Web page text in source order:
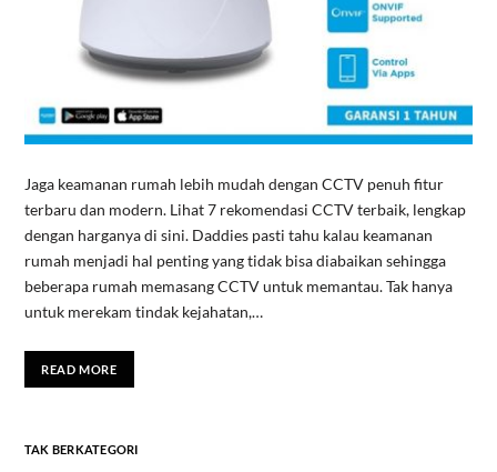
Jaga keamanan rumah lebih mudah dengan CCTV penuh fitur
terbaru dan modern. Lihat 7 rekomendasi CCTV terbaik, lengkap
dengan harganya di sini. Daddies pasti tahu kalau keamanan
rumah menjadi hal penting yang tidak bisa diabaikan sehingga
beberapa rumah memasang CCTV untuk memantau. Tak hanya
untuk merekam tindak kejahatan,…
READ MORE
TAK BERKATEGORI